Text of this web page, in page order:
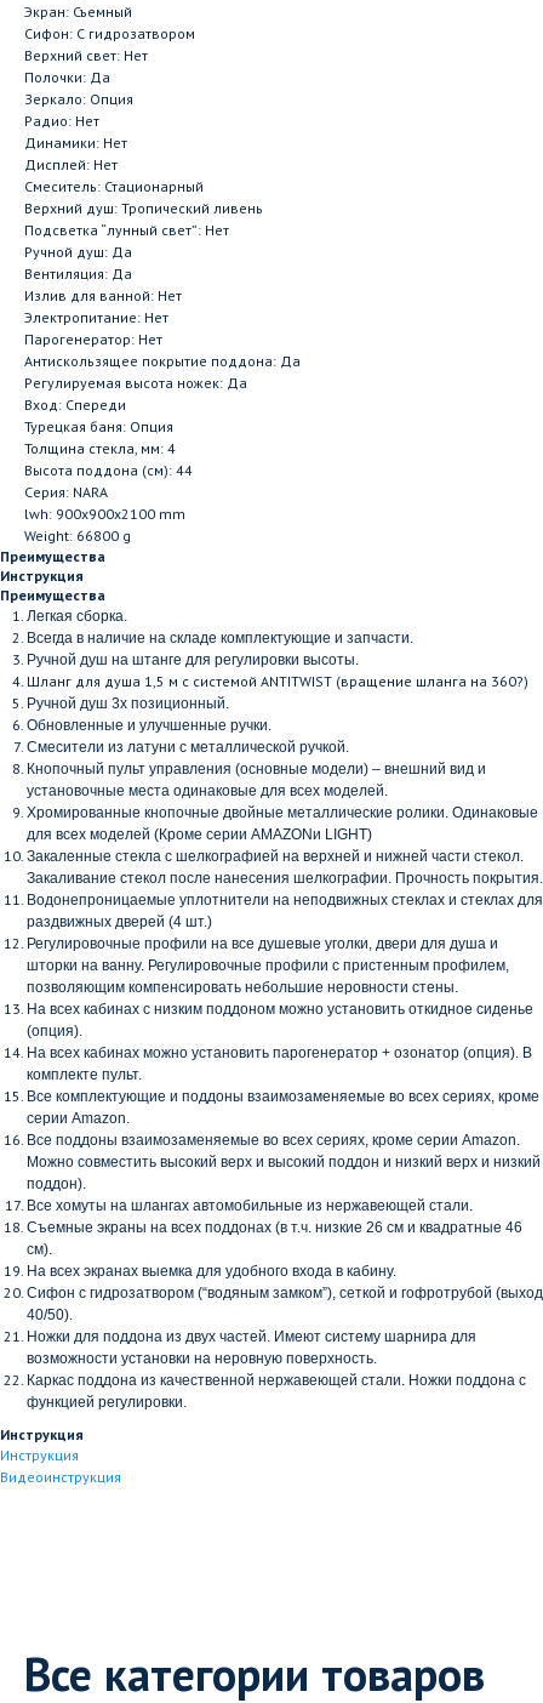
Экран: Съемный
Сифон: С гидрозатвором
Верхний свет: Нет
Полочки: Да
Зеркало: Опция
Радио: Нет
Динамики: Нет
Дисплей: Нет
Смеситель: Стационарный
Верхний душ: Тропический ливень
Подсветка “лунный свет”: Нет
Ручной душ: Да
Вентиляция: Да
Излив для ванной: Нет
Электропитание: Нет
Парогенератор: Нет
Антискользящее покрытие поддона: Да
Регулируемая высота ножек: Да
Вход: Спереди
Турецкая баня: Опция
Толщина стекла, мм: 4
Высота поддона (см): 44
Серия: NARA
lwh: 900x900x2100 mm
Weight: 66800 g
Преимущества
Инструкция
Преимущества
Легкая сборка.
Всегда в наличие на складе комплектующие и запчасти.
Ручной душ на штанге для регулировки высоты.
Шланг для душа 1,5 м с системой ANTITWIST (вращение шланга на 360?)
Ручной душ 3х позиционный.
Обновленные и улучшенные ручки.
Смесители из латуни с металлической ручкой.
Кнопочный пульт управления (основные модели) – внешний вид и
установочные места одинаковые для всех моделей.
Хромированные кнопочные двойные металлические ролики. Одинаковые
для всех моделей (Кроме серии AMAZONи LIGHT)
Закаленные стекла с шелкографией на верхней и нижней части стекол.
Закаливание стекол после нанесения шелкографии. Прочность покрытия.
Водонепроницаемые уплотнители на неподвижных стеклах и стеклах для
раздвижных дверей (4 шт.)
Регулировочные профили на все душевые уголки, двери для душа и
шторки на ванну. Регулировочные профили с пристенным профилем,
позволяющим компенсировать небольшие неровности стены.
На всех кабинах с низким поддоном можно установить откидное сиденье
(опция).
На всех кабинах можно установить парогенератор + озонатор (опция). В
комплекте пульт.
Все комплектующие и поддоны взаимозаменяемые во всех сериях, кроме
серии Amazon.
Все поддоны взаимозаменяемые во всех сериях, кроме серии Amazon.
Можно совместить высокий верх и высокий поддон и низкий верх и низкий
поддон).
Все хомуты на шлангах автомобильные из нержавеющей стали.
Съемные экраны на всех поддонах (в т.ч. низкие 26 см и квадратные 46
см).
На всех экранах выемка для удобного входа в кабину.
Сифон с гидрозатвором (“водяным замком”), сеткой и гофротрубой (выход
40/50).
Ножки для поддона из двух частей. Имеют систему шарнира для
возможности установки на неровную поверхность.
Каркас поддона из качественной нержавеющей стали. Ножки поддона с
функцией регулировки.
Инструкция
Инструкция
Видеоинструкция
Все категории товаров